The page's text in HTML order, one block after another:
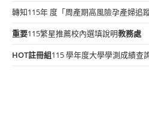
轉知115年 度「周產期高風險孕產婦追
重要115繁星推薦校內選填說明教務處
HOT註冊組115 學年度大學學測成績查